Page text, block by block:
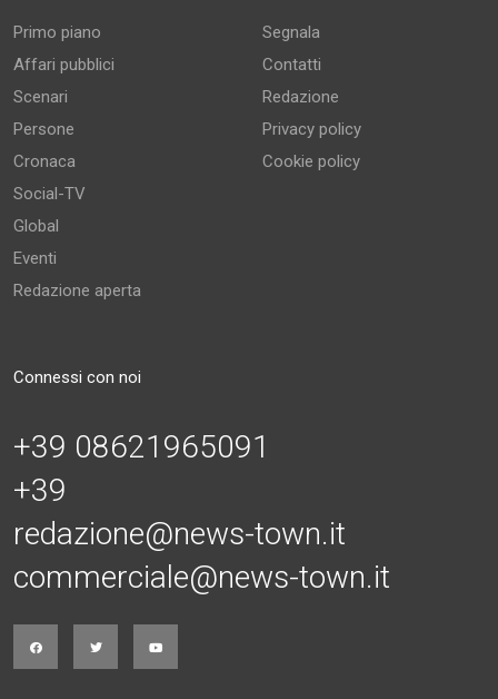
Primo piano
Affari pubblici
Scenari
Persone
Cronaca
Social-TV
Global
Eventi
Redazione aperta
Segnala
Contatti
Redazione
Privacy policy
Cookie policy
Connessi con noi
+39 08621965091
+39
redazione@news-town.it
commerciale@news-town.it